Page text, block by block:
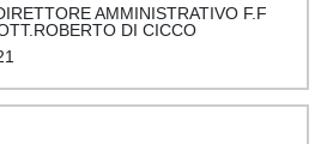
AMMINISTRATIVO F.F
DI CICCO